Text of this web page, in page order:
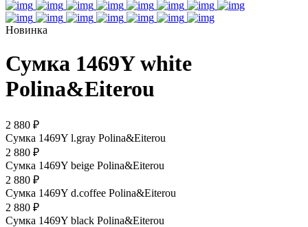
Новинка
Сумка 1469Y white
Polina&Eiterou
2 880 ₽
Сумка 1469Y l.gray Polina&Eiterou
2 880 ₽
Сумка 1469Y beige Polina&Eiterou
2 880 ₽
Сумка 1469Y d.coffee Polina&Eiterou
2 880 ₽
Сумка 1469Y black Polina&Eiterou